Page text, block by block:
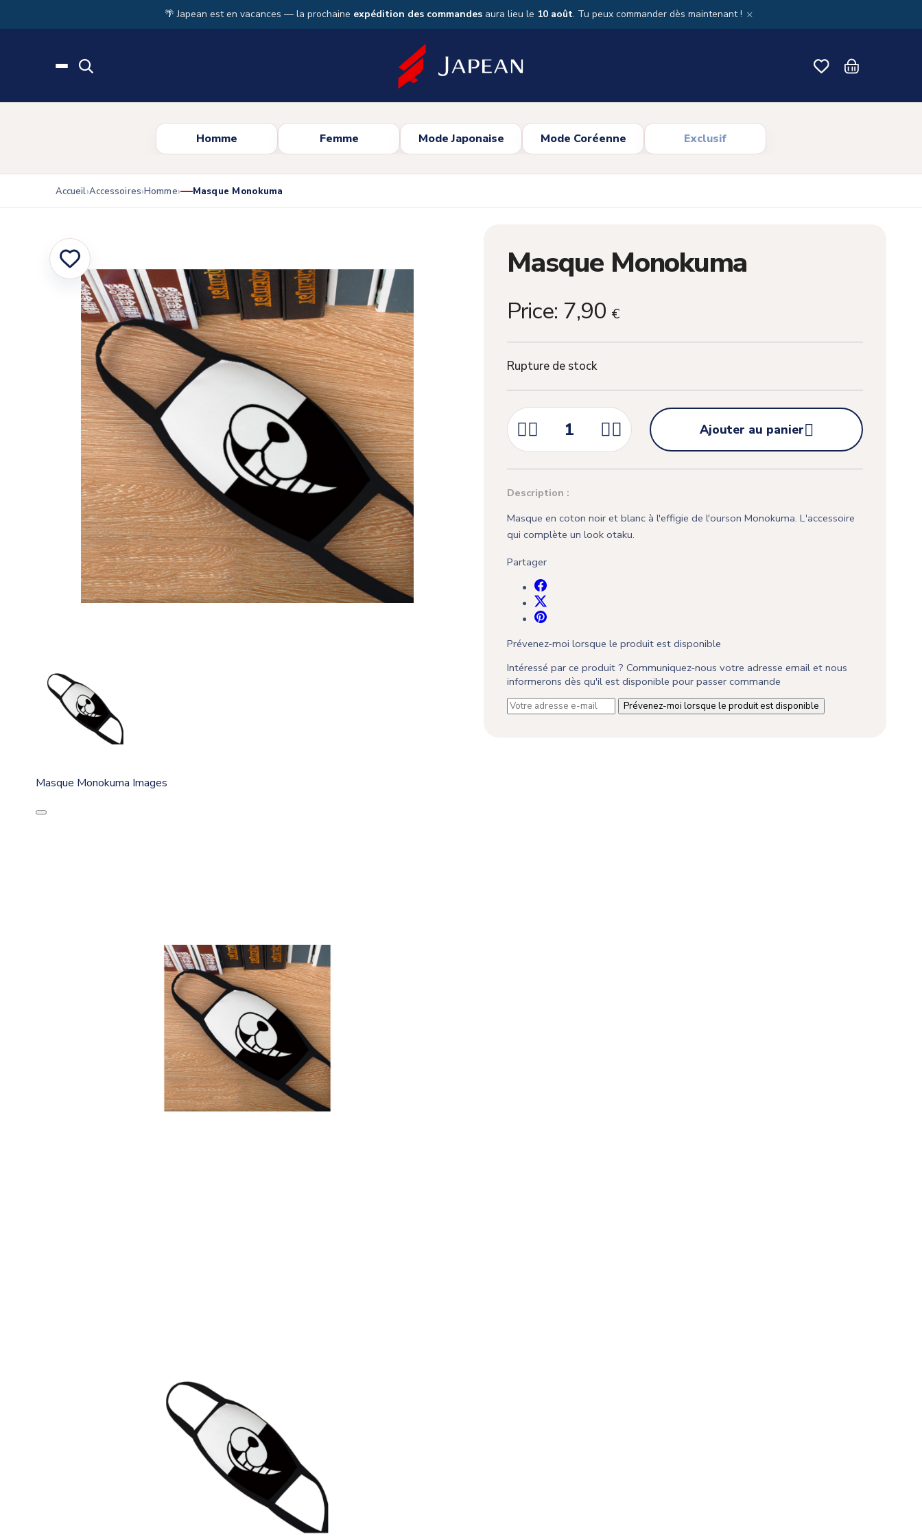
🌴 Japean est en vacances — la prochaine expédition des commandes aura lieu le 10 août. Tu peux commander dès maintenant ! ×
Homme Femme Mode Japonaise Mode Coréenne Exclusif
Accueil Accessoires Homme Masque Monokuma
Masque Monokuma Images
Masque Monokuma
Price: 7,90 €
Rupture de stock
  
Ajouter au panier
Description :
Masque en coton noir et blanc à l'effigie de l'ourson Monokuma. L'accessoire
qui complète un look otaku.
Partager
Prévenez-moi lorsque le produit est disponible
Intéressé par ce produit ? Communiquez-nous votre adresse email et nous
informerons dès qu'il est disponible pour passer commande
Prévenez-moi lorsque le produit est disponible